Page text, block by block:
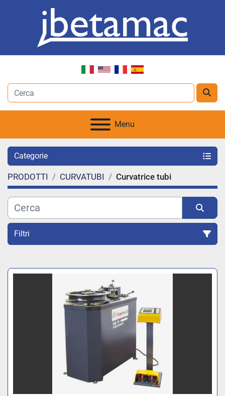
Menu
Categorie
PRODOTTI CURVATUBI Curvatrice tubi
Filtri